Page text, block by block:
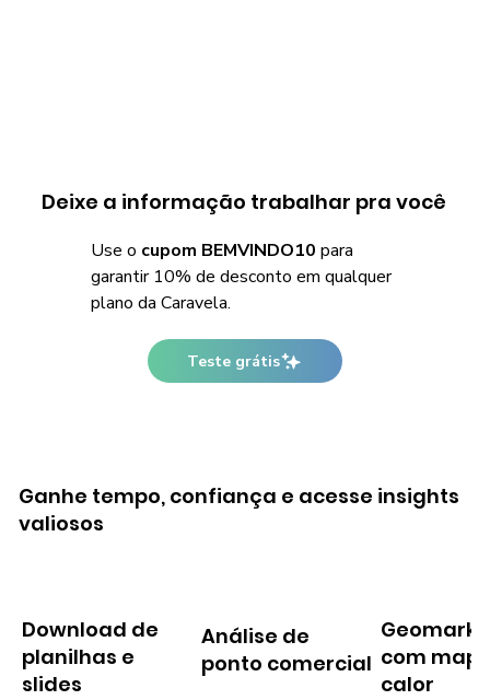
Deixe a informação trabalhar pra você
Use o cupom BEMVINDO10 para
garantir 10% de desconto em qualquer
plano da Caravela.
Teste grátis
Download de
planilhas e
slides
Análise de
ponto comercial com
calor
Ganhe tempo, confiança e acesse insights
valiosos